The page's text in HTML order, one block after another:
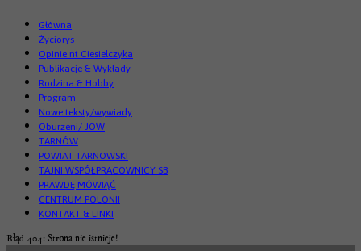
Główna
Życiorys
Opinie nt Ciesielczyka
Publikacje & Wykłady
Rodzina & Hobby
Program
Nowe teksty/wywiady
Oburzeni/ JOW
TARNÓW
POWIAT TARNOWSKI
TAJNI WSPÓŁPRACOWNICY SB
PRAWDĘ MÓWIĄĆ
CENTRUM POLONII
KONTAKT & LINKI
Błąd 404: Strona nie istnieje!